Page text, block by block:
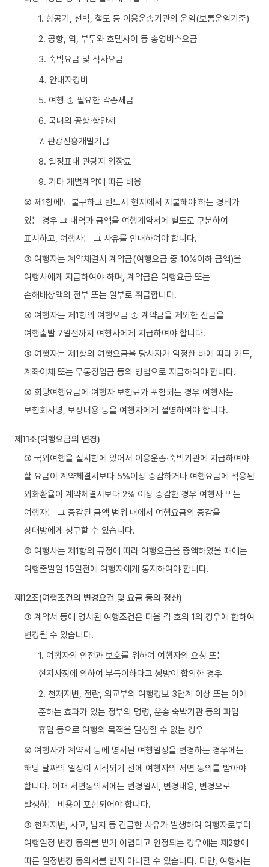
1. 항공기, 선박, 철도 등 이용운송기관의 운임(보통운임기준)
2. 공항, 역, 부두와 호텔사이 등 송영버스요금
3. 숙박요금 및 식사요금
4. 안내자경비
5. 여행 중 필요한 각종세금
6. 국내외 공항·항만세
7. 관광진흥개발기금
8. 일정표내 관광지 입장료
9. 기타 개별계약에 따른 비용
② 제1항에도 불구하고 반드시 현지에서 지불해야 하는 경비가
있는 경우 그 내역과 금액을 여행계약서에 별도로 구분하여
표시하고, 여행사는 그 사유를 안내하여야 합니다.
③ 여행자는 계약체결시 계약금(여행요금 중 10%이하 금액)을
여행사에게 지급하여야 하며, 계약금은 여행요금 또는
손해배상액의 전부 또는 일부로 취급합니다.
④ 여행자는 제1항의 여행요금 중 계약금을 제외한 잔금을
여행출발 7일전까지 여행사에게 지급하여야 합니다.
⑤ 여행자는 제1항의 여행요금을 당사자가 약정한 바에 따라 카드,
계좌이체 또는 무통장입금 등의 방법으로 지급하여야 합니다.
⑥ 희망여행요금에 여행자 보험료가 포함되는 경우 여행사는
보험회사명, 보상내용 등을 여행자에게 설명하여야 합니다.
제11조(여행요금의 변경)
① 국외여행을 실시함에 있어서 이용운송·숙박기관에 지급하여야
할 요금이 계약체결시보다 5%이상 증감하거나 여행요금에 적용된
외화환율이 계약체결시보다 2% 이상 증감한 경우 여행사 또는
여행자는 그 증감된 금액 범위 내에서 여행요금의 증감을
상대방에게 청구할 수 있습니다.
② 여행사는 제1항의 규정에 따라 여행요금을 증액하였을 때에는
여행출발일 15일전에 여행자에게 통지하여야 합니다.
제12조(여행조건의 변경요건 및 요금 등의 정산)
① 계약서 등에 명시된 여행조건은 다음 각 호의 1의 경우에 한하여
변경될 수 있습니다.
1. 여행자의 안전과 보호를 위하여 여행자의 요청 또는
현지사정에 의하여 부득이하다고 쌍방이 합의한 경우
2. 천재지변, 전란, 외교부의 여행경보 3단계 이상 또는 이에
준하는 효과가 있는 정부의 명령, 운송‧숙박기관 등의 파업‧
휴업 등으로 여행의 목적을 달성할 수 없는 경우
② 여행사가 계약서 등에 명시된 여행일정을 변경하는 경우에는
해당 날짜의 일정이 시작되기 전에 여행자의 서면 동의를 받아야
합니다. 이때 서면동의서에는 변경일시, 변경내용, 변경으로
발생하는 비용이 포함되어야 합니다.
③ 천재지변, 사고, 납치 등 긴급한 사유가 발생하여 여행자로부터
여행일정 변경 동의를 받기 어렵다고 인정되는 경우에는 제2항에
따른 일정변경 동의서를 받지 아니할 수 있습니다. 다만, 여행사는